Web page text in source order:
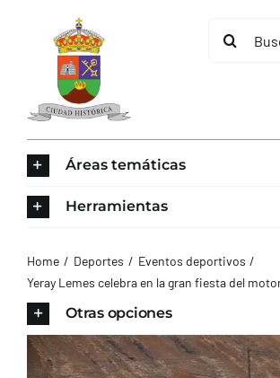
contenido
Buscar:
AYUNTAMIENTO
TURISMO
Áreas temáticas
Herramientas
Home Deportes
Eventos deportivos
Yeray Lemes celebra en la gran fiesta del
Otras opciones